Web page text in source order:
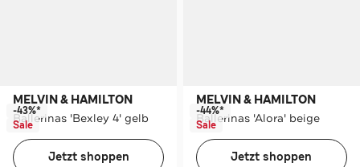
MELVIN & HAMILTON
Ballerinas 'Bexley 4' gelb
-43%*
Sale
Jetzt shoppen
MELVIN & HAMILTON
Ballerinas 'Alora' beige
-44%*
Sale
Jetzt shoppen